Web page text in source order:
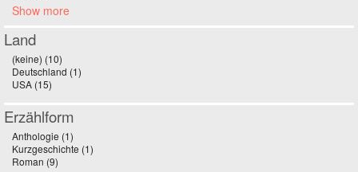
Show more
Land
(keine) (10)
Deutschland (1)
USA (15)
Erzählform
Anthologie (1)
Kurzgeschichte (1)
Roman (9)